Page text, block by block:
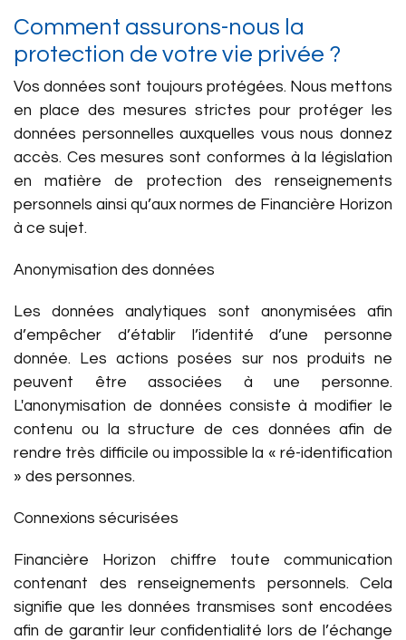
Comment assurons-nous la
protection de votre vie privée ?
Vos données sont toujours protégées. Nous mettons
en place des mesures strictes pour protéger les
données personnelles auxquelles vous nous donnez
accès. Ces mesures sont conformes à la législation
en matière de protection des renseignements
personnels ainsi qu’aux normes de Financière Horizon
à ce sujet.
Anonymisation des données
Les données analytiques sont anonymisées afin
d’empêcher d’établir l’identité d’une personne
donnée. Les actions posées sur nos produits ne
peuvent être associées à une personne.
L'anonymisation de données consiste à modifier le
contenu ou la structure de ces données afin de
rendre très difficile ou impossible la « ré-identification
» des personnes.
Connexions sécurisées
Financière Horizon chiffre toute communication
contenant des renseignements personnels. Cela
signifie que les données transmises sont encodées
afin de garantir leur confidentialité lors de l’échange